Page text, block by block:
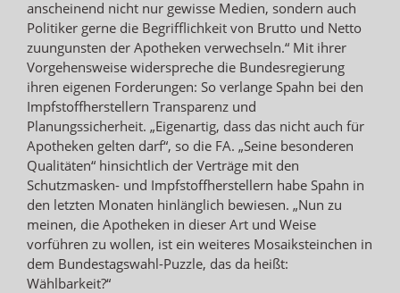
anscheinend nicht nur gewisse Medien, sondern auch
Politiker gerne die Begrifflichkeit von Brutto und Netto
zuungunsten der Apotheken verwechseln.“ Mit ihrer
Vorgehensweise widerspreche die Bundesregierung
ihren eigenen Forderungen: So verlange Spahn bei den
Impfstoffherstellern Transparenz und
Planungssicherheit. „Eigenartig, dass das nicht auch für
Apotheken gelten darf“, so die FA. „Seine besonderen
Qualitäten“ hinsichtlich der Verträge mit den
Schutzmasken- und Impfstoffherstellern habe Spahn in
den letzten Monaten hinlänglich bewiesen. „Nun zu
meinen, die Apotheken in dieser Art und Weise
vorführen zu wollen, ist ein weiteres Mosaiksteinchen in
dem Bundestagswahl-Puzzle, das da heißt:
Wählbarkeit?“